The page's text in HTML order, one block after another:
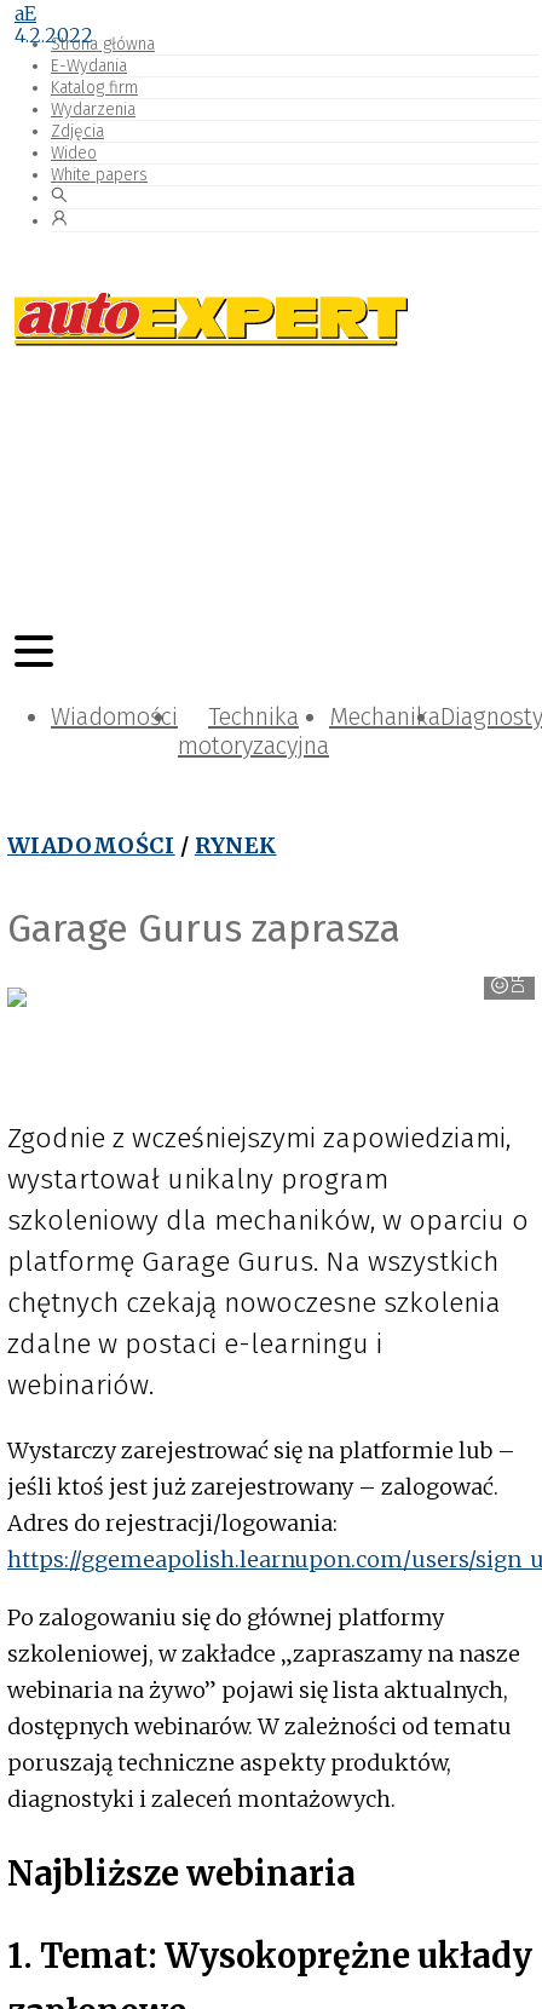
Strona główna
E-Wydania
Katalog firm
Wydarzenia
Zdjęcia
Wideo
White papers
Wiadomości
Technika
motoryzacyjna
Mechanika
WIADOMOŚCI / RYNEK
Garage Gurus zaprasza
DRiV
aE
4.2.2022
Zgodnie z wcześniejszymi zapowiedziami,
wystartował unikalny program
szkoleniowy dla mechaników, w oparciu o
platformę Garage Gurus. Na wszystkich
chętnych czekają nowoczesne szkolenia
zdalne w postaci e-learningu i
webinariów.
Wystarczy zarejestrować się na platformie lub –
jeśli ktoś jest już zarejestrowany – zalogować.
Adres do rejestracji/logowania:
https://ggemeapolish.learnupon.com/users/
Po zalogowaniu się do głównej platformy
szkoleniowej, w zakładce „zapraszamy na nasze
webinaria na żywo” pojawi się lista aktualnych,
dostępnych webinarów. W zależności od tematu
poruszają techniczne aspekty produktów,
diagnostyki i zaleceń montażowych.
Najbliższe webinaria
1. Temat: Wysokoprężne układy